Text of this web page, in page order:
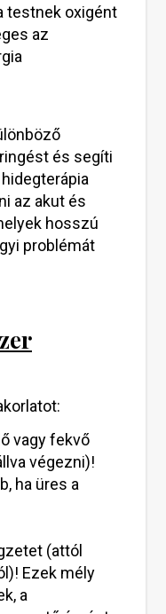
testnek oxigént
az
és segíti
az akut és
hosszú
problémát
vagy fekvő
végezni)!
ha üres a
(attól
Ezek mély
a